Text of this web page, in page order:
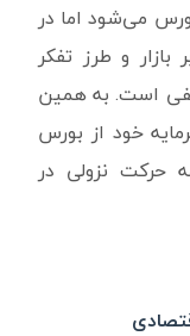
می‌شود اما در
و طرز تفکر
است. به همین
خود از بورس
حرکت نزولی در